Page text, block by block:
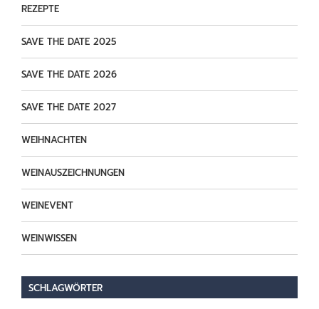
REZEPTE
SAVE THE DATE 2025
SAVE THE DATE 2026
SAVE THE DATE 2027
WEIHNACHTEN
WEINAUSZEICHNUNGEN
WEINEVENT
WEINWISSEN
SCHLAGWÖRTER